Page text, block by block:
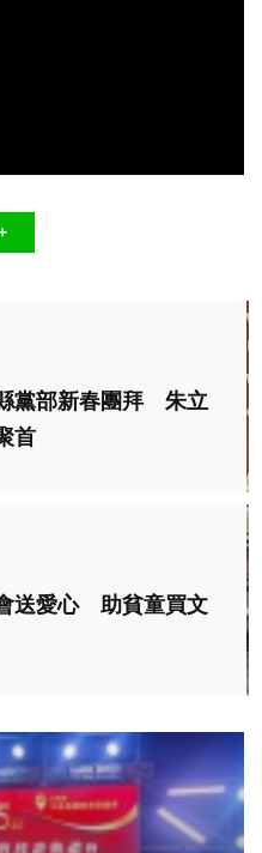
黨部新春團拜 朱立
首
送愛心 助貧童買文